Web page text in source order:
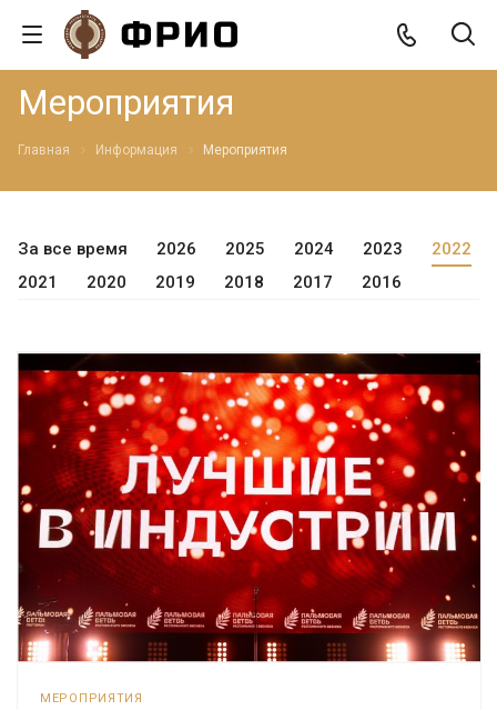
Мероприятия
Главная Информация Мероприятия
За все время 2026 2025 2024 2023
2022
2021
2020 2019 2018 2017 2016
МЕРОПРИЯТИЯ